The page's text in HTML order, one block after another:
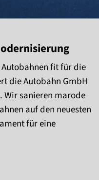
fit für die
die Autobahn GmbH
Wir sanieren marode
auf den neuesten
für eine